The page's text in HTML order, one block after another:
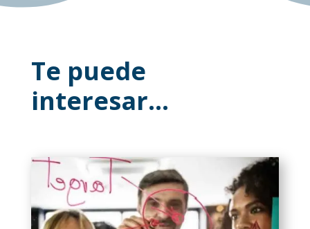
Te puede
interesar…